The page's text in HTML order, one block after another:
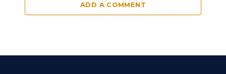
ADD A COMMENT